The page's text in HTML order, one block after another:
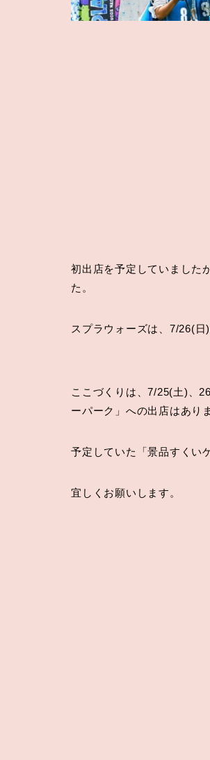
初出店を予定していました
た。
スプラウォーズは、7/26(日
ここづくりは、7/25(土)、
ーパーク」への出店はあり
予定していた「景品すくい
宜しくお願いします。